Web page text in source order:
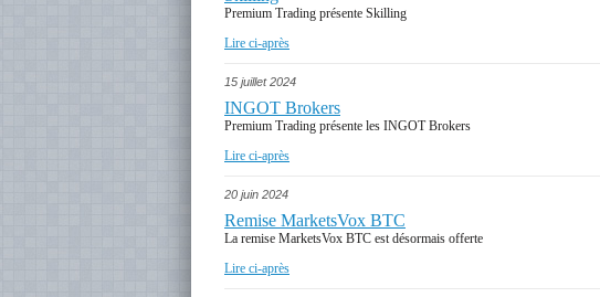
Premium Trading présente Skilling
Lire ci-après
15 juillet 2024
INGOT Brokers
Premium Trading présente les INGOT Brokers
Lire ci-après
20 juin 2024
Remise MarketsVox BTC
La remise MarketsVox BTC est désormais offerte
Lire ci-après